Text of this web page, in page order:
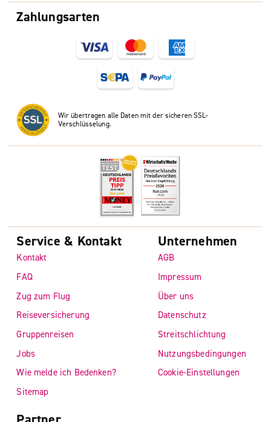
Zahlungsarten
Wir übertragen alle Daten mit der sicheren SSL-
Verschlüsselung.
Service & Kontakt
Kontakt
FAQ
Zug zum Flug
Reiseversicherung
Gruppenreisen
Jobs
Wie melde ich Bedenken?
Sitemap
Unternehmen
AGB
Impressum
Über uns
Datenschutz
Streitschlichtung
Nutzungsbedingungen
Cookie-Einstellungen